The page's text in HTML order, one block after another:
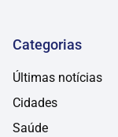
Categorias
Últimas notícias
Cidades
Saúde